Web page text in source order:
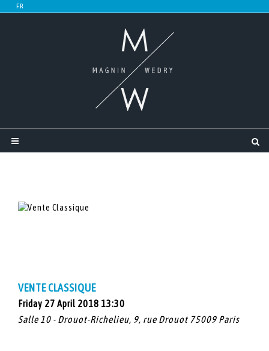
VENTE CLASSIQUE
Friday 27 April 2018 13:30
Salle 10 - Drouot-Richelieu, 9, rue Drouot 75009 Paris